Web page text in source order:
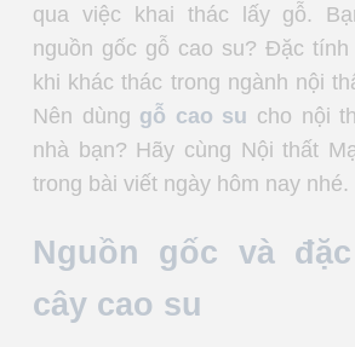
qua việc khai thác lấy gỗ.
nguồn gốc gỗ cao su? Đặc
khi khác thác trong ngành nội
Nên dùng gỗ cao su cho nội
nhà bạn? Hãy cùng Nội thất
trong bài viết ngày hôm nay nhé.
Nguồn gốc và
cây cao su